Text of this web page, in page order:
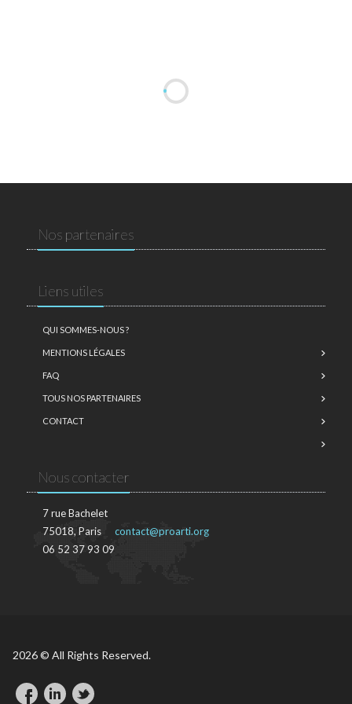
Nos partenaires
Liens utiles
QUI SOMMES-NOUS ?
MENTIONS LÉGALES
FAQ
TOUS NOS PARTENAIRES
CONTACT
Nous contacter
7 rue Bachelet
75018, Paris
06 52 37 93 09
contact@proarti.org
2026 © All Rights Reserved.